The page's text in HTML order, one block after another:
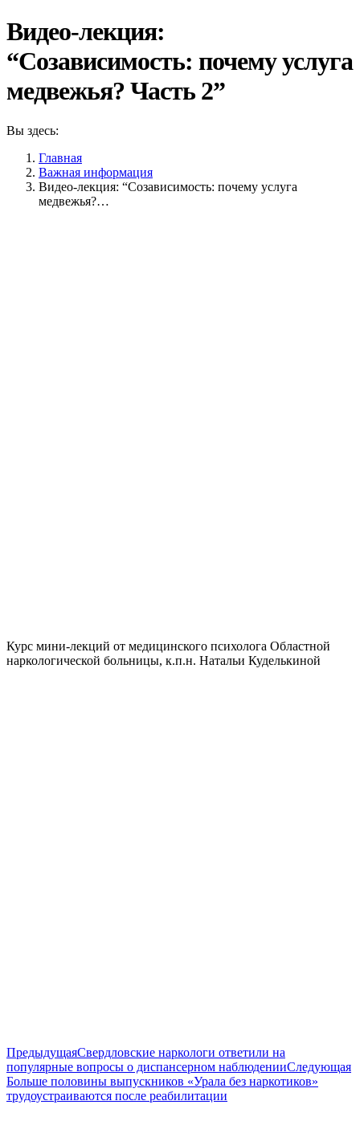
Видео-лекция:
“Созависимость: почему услуга
медвежья? Часть 2”
Вы здесь:
Главная
Важная информация
Видео-лекция: “Созависимость: почему услуга
медвежья?…
Курс мини-лекций от медицинского психолога Областной
наркологической больницы, к.п.н. Натальи Куделькиной
Навигация
по
записям
ПредыдущаяПредыдущая
запись:
Свердловские наркологи ответили на
популярные вопросы о диспансерном наблюденииСледующая
Больше половины выпускников «Урала без наркотиков»
трудоустраиваются после реабилитации